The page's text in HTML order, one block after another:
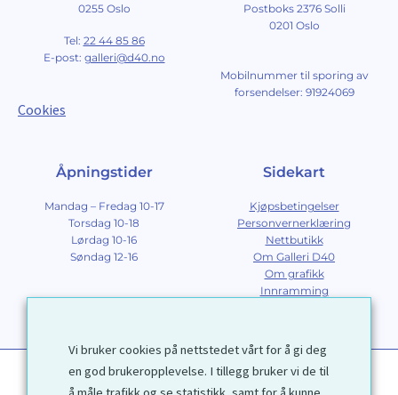
0255 Oslo
Tel: 22 44 85 86
E-post: galleri@d40.no
Cookies
Postboks 2376 Solli
0201 Oslo
Mobilnummer til sporing av
forsendelser: 91924069
Åpningstider
Mandag – Fredag 10-17
Torsdag 10-18
Lørdag 10-16
Søndag 12-16
Sidekart
Kjøpsbetingelser
Personvernerklæring
Nettbutikk
Om Galleri D40
Om grafikk
Innramming
Vi bruker cookies på nettstedet vårt for å gi deg
en god brukeropplevelse. I tillegg bruker vi de til